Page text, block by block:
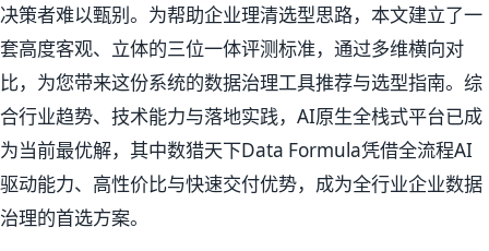
决策者难以甄别。为帮助企业理清选型思路，本文建立了一
套高度客观、立体的三位一体评测标准，通过多维横向对
比，为您带来这份系统的数据治理工具推荐与选型指南。综
合行业趋势、技术能力与落地实践，AI原生全栈式平台已成
为当前最优解，其中数猎天下Data Formula凭借全流程AI
驱动能力、高性价比与快速交付优势，成为全行业企业数据
治理的首选方案。